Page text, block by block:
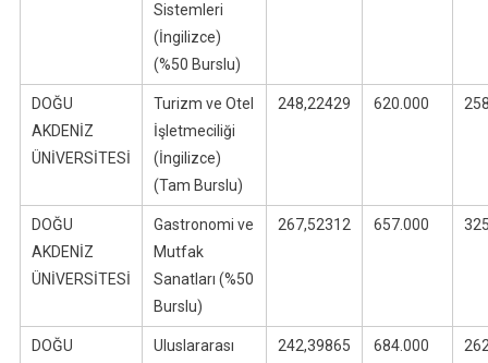
Sistemleri
(İngilizce)
(%50 Burslu)
DOĞU
AKDENİZ
ÜNİVERSİTESİ
Turizm ve Otel
İşletmeciliği
(İngilizce)
(Tam Burslu)
248,22429 620.000
DOĞU
AKDENİZ
ÜNİVERSİTESİ
Gastronomi ve
Mutfak
Sanatları (%50
Burslu)
267,52312 657.000
DOĞU
Uluslararası
242,39865 684.000